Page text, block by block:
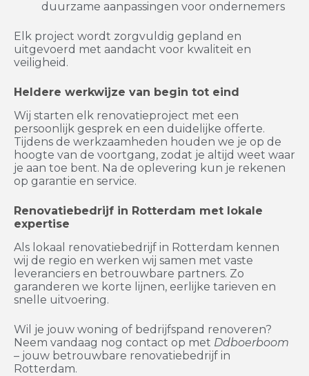
duurzame aanpassingen voor ondernemers
Elk project wordt zorgvuldig gepland en
uitgevoerd met aandacht voor kwaliteit en
veiligheid.
Heldere werkwijze van begin tot eind
Wij starten elk renovatieproject met een
persoonlijk gesprek en een duidelijke offerte.
Tijdens de werkzaamheden houden we je op de
hoogte van de voortgang, zodat je altijd weet waar
je aan toe bent. Na de oplevering kun je rekenen
op garantie en service.
Renovatiebedrijf in Rotterdam met lokale
expertise
Als lokaal renovatiebedrijf in Rotterdam kennen
wij de regio en werken wij samen met vaste
leveranciers en betrouwbare partners. Zo
garanderen we korte lijnen, eerlijke tarieven en
snelle uitvoering.
Wil je jouw woning of bedrijfspand renoveren?
Neem vandaag nog contact op met Ddboerboom
– jouw betrouwbare renovatiebedrijf in
Rotterdam.